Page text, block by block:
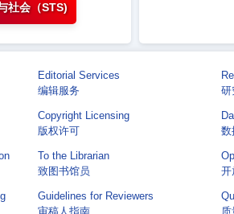
社会（STS)
Editorial Services
编辑服务
研
Copyright Licensing
版权许可
数
To the Librarian
致图书馆员
开
Guidelines for Reviewers
审稿人指南